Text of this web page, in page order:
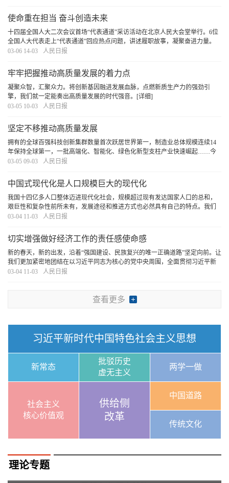
使命重在担当 奋斗创造未来
十四届全国人大二次会议首场“代表通道”采访活动在北京人民大会堂举行。6位
全国人大代表走上“代表通道”回应热点问题，讲述履职故事，凝聚奋进力量。
[详细]
03-06 14-03 人民日报
牢牢把握推动高质量发展的着力点
凝聚众智，汇聚众力。将创新基因融进发展血脉，点燃新质生产力的强劲引
擎，我们就一定能奏出高质量发展的时代强音。 [详细]
03-05 10-03
人民日报
坚定不移推动高质量发展
拥有的全球百强科技创新集群数量首次跃居世界第一，制造业总体规模连续14
年保持全球第一，一批高端化、智能化、绿色化新型支柱产业快速崛起……今
天的中国，经济持续回升向好，科技创新实现新突破，新质生产力加快形成，
03-05 09-03 人民日报
中国式现代化是人口规模巨大的现代化
我国十四亿多人口整体迈进现代化社会，规模超过现有发达国家人口的总和，
艰巨性和复杂性前所未有，发展途径和推进方式也必然具有自己的特点。我们
始终从国情出发想问题、作决策、办事情，既不好高骛远，也不因循守旧，保
03-04 11-03 人民日报
切实增强做好经济工作的责任感使命感
新的春天，新的出发，沿着“强国建设、民族复兴的唯一正确道路”坚定向前。让
我们更加紧密地团结在以习近平同志为核心的党中央周围，全面贯彻习近平新
时代中国特色社会主义思想，切实增强做好经济工作的责任感使命感，以真抓
03-04 11-03 人民日报
查看更多
习近平新时代中国特色社会主义思想
新常态
批驳历史
虚无主义
两学一做
社会主义
核心价值观
供给侧
改革
中国道路
传统文化
理论专题